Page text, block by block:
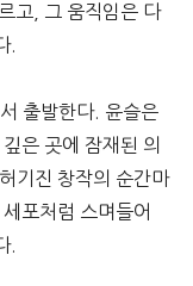
고, 그 움직임은 다
.
출발한다. 윤슬은
은 곳에 잠재된 의
기진 창작의 순간마
포처럼 스며들어
.